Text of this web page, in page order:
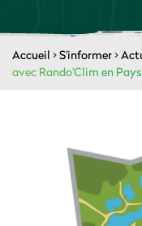
Accueil >S'informer>
avec Rando'Clim en